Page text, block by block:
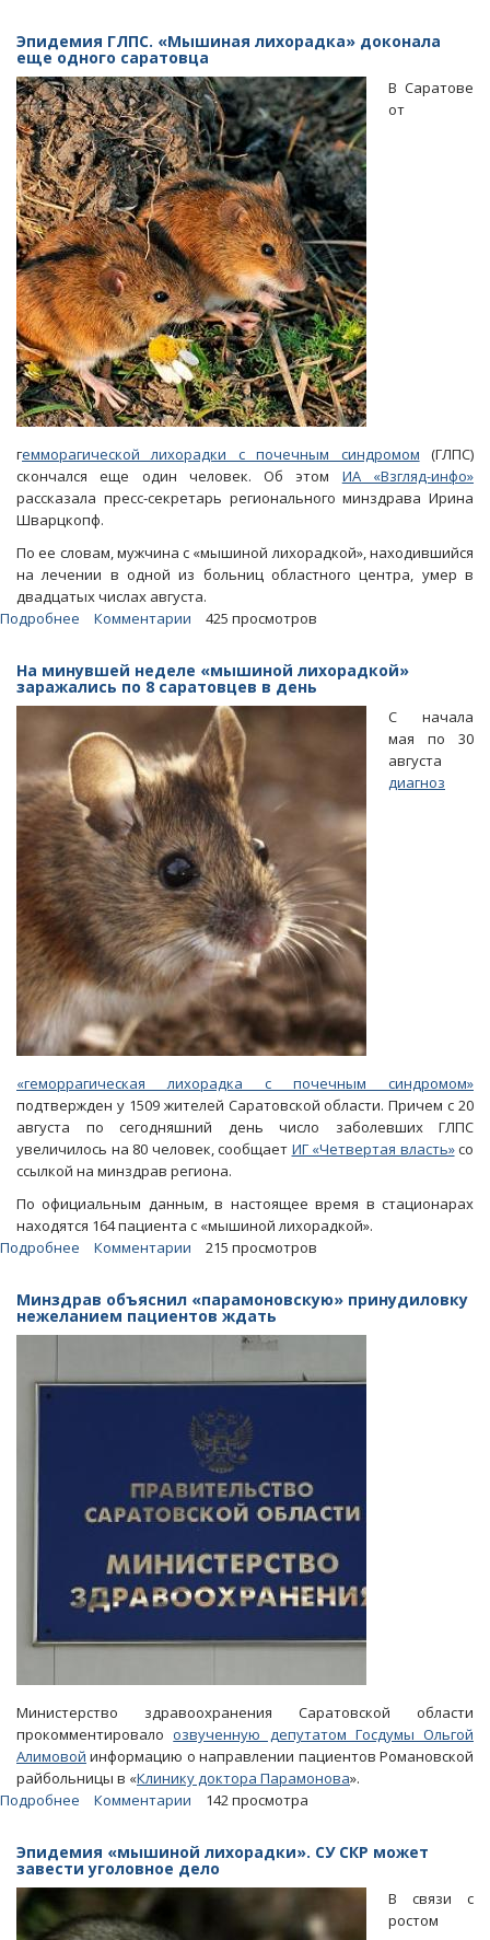
«динамили»
родителей
нуждающегося
в
лекарстве
ребенка-
инвалида
Эпидемия ГЛПС. «Мышиная лихорадка» доконала
еще одного саратовца
В Саратове
от
гемморагической лихорадки с почечным синдромом (ГЛПС)
скончался еще один человек. Об этом ИА «Взгляд-инфо»
рассказала пресс-секретарь регионального минздрава Ирина
Шварцкопф.
По ее словам, мужчина с «мышиной лихорадкой», находившийся
на лечении в одной из больниц областного центра, умер в
двадцатых числах августа.
Подробнее
«Мышиная
лихорадка»
доконала
еще
одного
саратовца
Комментарии 425 просмотров
На минувшей неделе «мышиной лихорадкой»
заражались по 8 саратовцев в день
С начала
мая по 30
августа
диагноз
«геморрагическая лихорадка с почечным синдромом»
подтвержден у 1509 жителей Саратовской области. Причем с 20
августа по сегодняшний день число заболевших ГЛПС
увеличилось на 80 человек, сообщает ИГ «Четвертая власть»со
ссылкой на минздрав региона.
По официальным данным, в настоящее время в стационарах
находятся 164 пациента с «мышиной лихорадкой».
Подробнее
минувшей
неделе
«мышиной
заражались
Комментарии 215 просмотров
Минздрав объяснил «парамоновскую» принудиловку
нежеланием пациентов ждать
Министерство здравоохранения Саратовской области
прокомментировалоозвученную депутатом Госдумы Ольгой
Алимовой информацию о направлении пациентов Романовской
райбольницы в «Клинику доктора Парамонова».
Подробнее
«парамоновскую»
принудиловку
нежеланием
пациентов
Комментарии 142 просмотра
Эпидемия «мышиной лихорадки». СУ СКР может
завести уголовное дело
В связи с
ростом